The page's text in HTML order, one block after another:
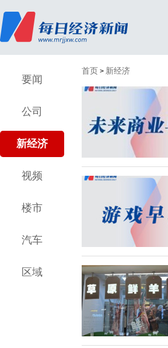
要闻
公司
新经济
视频
楼市
汽车
区域
首页 > 新经济